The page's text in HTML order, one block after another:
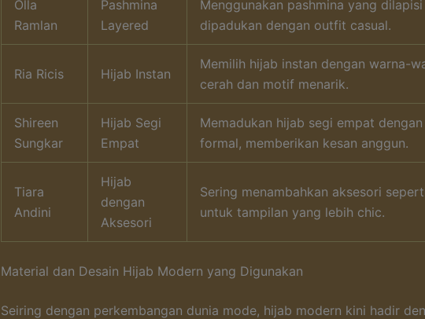
Olla
Ramlan
Pashmina
Layered
Menggunakan pashmina yang
dipadukan dengan outfit casual.
Ria Ricis Hijab Instan
Memilih hijab instan dengan warna-
cerah dan motif menarik.
Shireen
Sungkar
Hijab Segi
Empat
Memadukan hijab segi empat
formal, memberikan kesan anggun.
Tiara
Andini
Hijab
dengan
Aksesori
Sering menambahkan aksesori
untuk tampilan yang lebih chic.
Material dan Desain Hijab Modern yang Digunakan
Seiring dengan perkembangan dunia mode, hijab modern kini hadir